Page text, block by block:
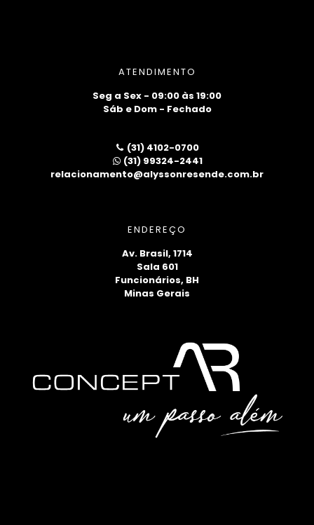
ATENDIMENTO
Seg a Sex - 09:00 às 19:00
Sáb e Dom - Fechado
(31) 4102-0700
(31) 99324-2441
relacionamento@alyssonresende.com.br
ENDEREÇO
Av. Brasil, 1714
Sala 601
Funcionários, BH
Minas Gerais